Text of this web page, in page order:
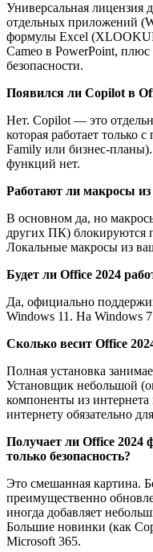
Универсальная лицензия
отдельных приложений
формулы Excel
Cameo в PowerPoint,
безопасности.
Появился ли Copilot в
Нет. Copilot — это
которая работает только
Family или бизнес-
функций нет.
Работают ли макросы из
В основном да, но
других ПК) блокируются
Локальные макросы из
Будет ли Office 2024
Да, официально
Windows 11. На Windows 7
Сколько весит Office
Полная установка
Установщик небольшой
компоненты из
интернету обязательно
Получает ли Office 2024
только безопасность?
Это смешанная картина.
преимущественно
иногда добавляет
Большие новинки (как
Microsoft 365.